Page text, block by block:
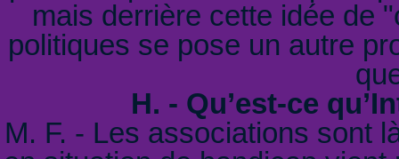
mais derrière cette idée de
politiques se pose un autre
H. - Qu’est-ce
M. F. - Les associations sont